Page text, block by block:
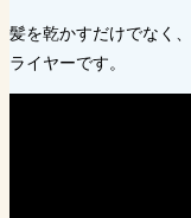
髪を乾かすだけでなく、
ライヤーです。